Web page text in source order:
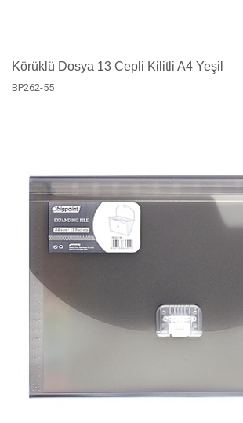
Körüklü Dosya 13 Cepli Kilitli A4 Yeşil
BP262-55